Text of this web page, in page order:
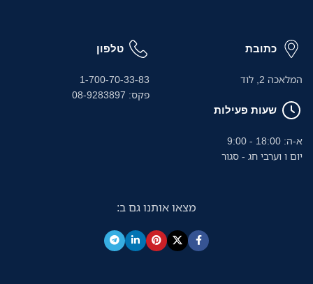
כתובת
המלאכה 2, לוד
שעות פעילות
א-ה: 18:00 - 9:00
יום ו וערבי חג - סגור
טלפון
1-700-70-33-83
פקס: 08-9283897
מצאו אותנו גם ב: